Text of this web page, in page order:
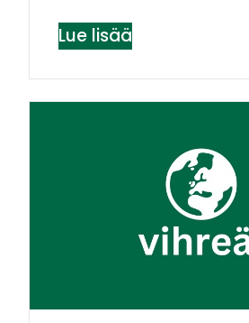
Lue lisää